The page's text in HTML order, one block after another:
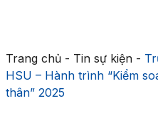
Trang chủ- Tin sự kiện-
HSU – Hành trình “Kiểm
thân” 2025